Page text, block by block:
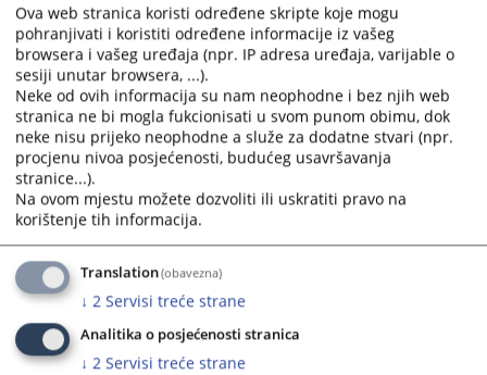
the
calendar
and
select
a
date.
Press
the
question
mark
key
to
the
keyboard
the
calendar
and
select
a
date.
Press
the
mark
key
get
the
keyboard
PROJEKAT PODRŠKE MONITORINGU I EVALUACIJI (MEASURE-
BIH)
Ova web stranica koristi određene skripte koje mogu
pohranjivati i koristiti određene informacije iz vašeg
browsera i vašeg uređaja (npr. IP adresa uređaja, varijable o
sesiji unutar browsera, ...).
Neke od ovih informacija su nam neophodne i bez njih web
stranica ne bi mogla fukcionisati u svom punom obimu, dok
neke nisu prijeko neophodne a služe za dodatne stvari (npr.
procjenu nivoa posjećenosti, budućeg usavršavanja
stranice...).
Na ovom mjestu možete dozvoliti ili uskratiti pravo na
korištenje tih informacija.
Translation(obavezna)
↓ 2 Servisi treće strane
Analitika o posjećenosti stranica
↓ 2 Servisi treće strane